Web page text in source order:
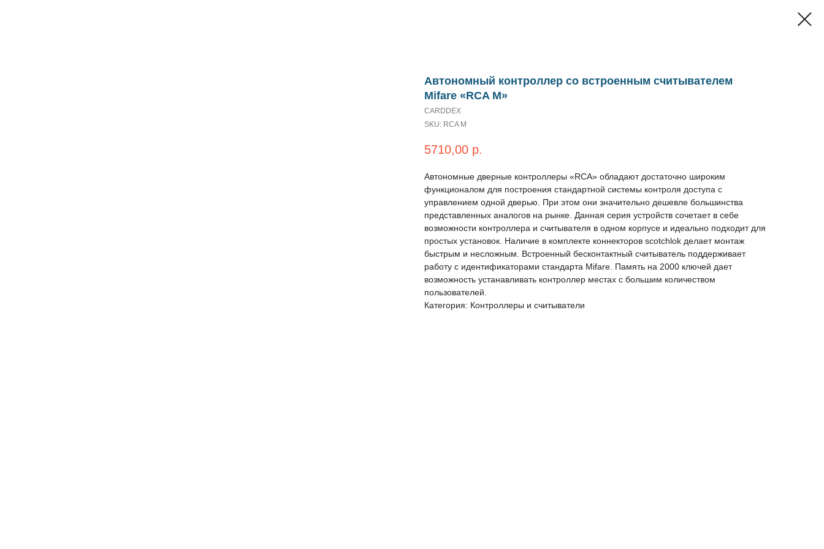
Автономный контроллер со встроенным считывателем
Mifare «RCA M»
CARDDEX
SKU: RCA M
5710,00 р.
Автономные дверные контроллеры «RCA» обладают достаточно широким
функционалом для построения стандартной системы контроля доступа с
управлением одной дверью. При этом они значительно дешевле большинства
представленных аналогов на рынке. Данная серия устройств сочетает в себе
возможности контроллера и считывателя в одном корпусе и идеально подходит для
простых установок. Наличие в комплекте коннекторов scotchlok делает монтаж
быстрым и несложным. Встроенный бесконтактный считыватель поддерживает
работу с идентификаторами стандарта Mifare. Память на 2000 ключей дает
возможность устанавливать контроллер местах с большим количеством
пользователей.
Категория: Контроллеры и считыватели